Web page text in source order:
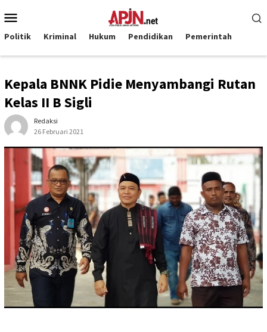
ke
kontenMobile
Politik Kriminal Hukum Pendidikan Pemerintah
Kepala BNNK Pidie Menyambangi Rutan
Kelas II B Sigli
Redaksi
26 Februari 2021